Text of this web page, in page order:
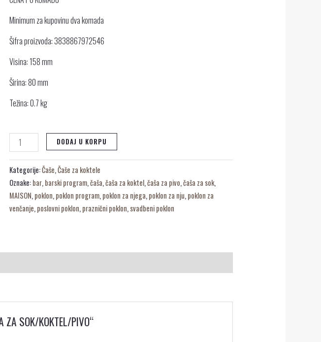
Minimum za kupovinu dva komada
Šifra proizvoda: 3838867972546
Visina: 158 mm
Širina: 80 mm
Težina: 0.7 kg
DODAJ U KORPU
Kategorije:Čaše,Čaše za koktele
Oznake:bar,barski program,čaša,čaša za koktel,čaša za pivo,čaša za sok,
MAISON,poklon,poklon program,poklon za njega,poklon za nju,poklon za
venčanje,poslovni poklon,praznični poklon,svadbeni poklon
SOK/KOKTEL/PIVO“